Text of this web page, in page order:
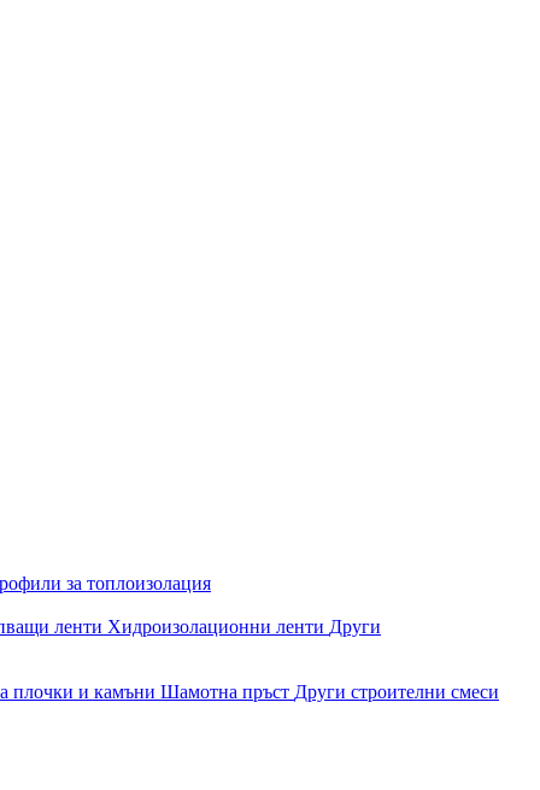
за топлоизолация
ленти Хидроизолационни ленти Други
плочки и камъни Шамотна пръст Други строителни смеси